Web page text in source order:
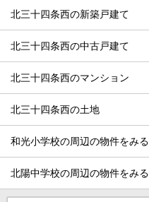
北三十四条西の新築戸建て
北三十四条西の中古戸建て
北三十四条西のマンション
北三十四条西の土地
和光小学校の周辺の物件をみる
北陽中学校の周辺の物件をみる